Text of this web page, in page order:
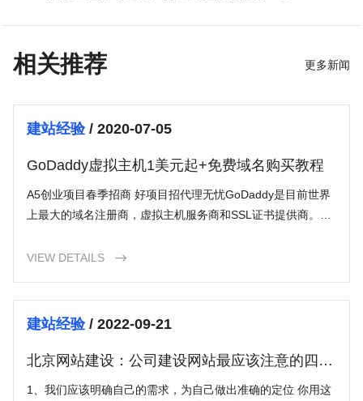
相关推荐 更多新闻
建站经验/ 2020-07-05
GoDaddy虚拟主机1美元起+免费域名购买教程
A5创业项目春季招商 好项目招代理无忧GoDaddy是目前世界
上最大的域名注册商，虚拟主机服务商和SSL证书提供商。由
款，而
VIEW DETAILS 
建站经验/ 2022-09-21
北京网站建设：公司建设网站最应该注意的四大
要点！
1、我们应该明确自己的需求，为自己做出准确的定位 你用这